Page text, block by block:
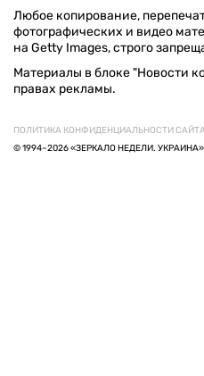
Любое копирование,
фотографических и видео
на Getty Images, строго
Материалы в блоке "Новости
правах рекламы.
ПОЛИТИКА КОНФИДЕНЦИАЛЬНОСТИ САЙТА
© 1994–2026 «ЗЕРКАЛО НЕДЕЛИ.